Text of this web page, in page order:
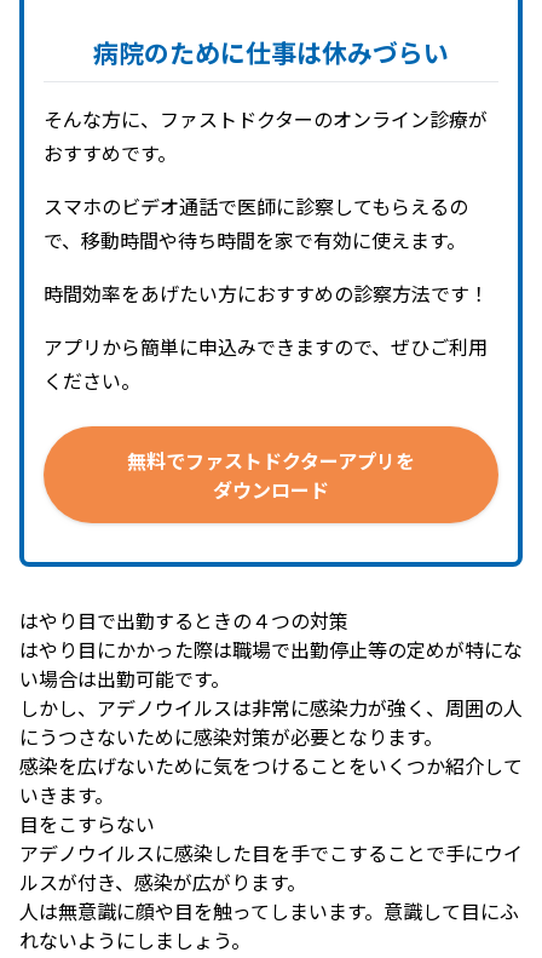
病院のために仕事は休みづらい
そんな方に、ファストドクターのオンライン診療が
おすすめです。
スマホのビデオ通話で医師に診察してもらえるの
で、移動時間や待ち時間を家で有効に使えます。
時間効率をあげたい方におすすめの診察方法です！
アプリから簡単に申込みできますので、ぜひご利用
ください。
無料でファストドクターアプリを
ダウンロード
はやり目で出勤するときの４つの対策
はやり目にかかった際は職場で出勤停止等の定めが特にな
い場合は出勤可能です。
しかし、アデノウイルスは非常に感染力が強く、周囲の人
にうつさないために感染対策が必要となります。
感染を広げないために気をつけることをいくつか紹介して
いきます。
目をこすらない
アデノウイルスに感染した目を手でこすることで手にウイ
ルスが付き、感染が広がります。
人は無意識に顔や目を触ってしまいます。意識して目にふ
れないようにしましょう。